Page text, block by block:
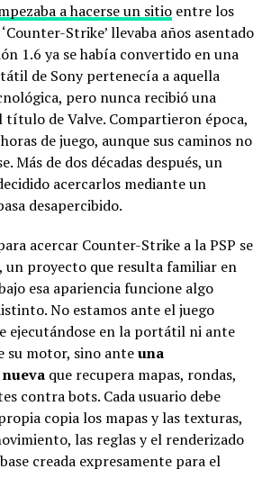
a hacerse un sitioentre los
Strike’ llevaba años asentado
1.6 ya se había convertido en una
de Sony pertenecía a aquella
pero nunca recibió una
título de Valve. Compartieron época,
de juego, aunque sus caminos no
Más de dos décadas después, un
acercarlos mediante un
desapercibido.
acercar Counter-Strike a la PSP se
un proyecto que resulta familiar en
esa apariencia funcione algo
No estamos ante el juego
ejecutándose en la portátil ni ante
su motor, sino anteuna
que recupera mapas, rondas,
contra bots. Cada usuario debe
copia los mapas y las texturas,
las reglas y el renderizado
creada expresamente para el